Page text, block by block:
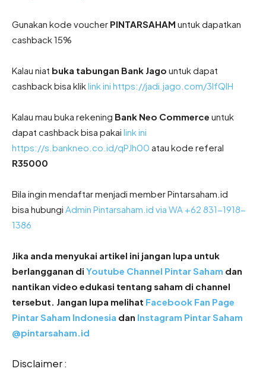
Gunakan kode voucher PINTARSAHAM untuk dapatkan
cashback 15%
Kalau niat buka tabungan Bank Jago untuk dapat
cashback bisa kliklink ini https://jadi.jago.com/3IfQIH
Kalau mau buka rekening Bank Neo Commerce untuk
dapat cashback bisa pakai link ini
https://s.bankneo.co.id/qPJh00 atau kode referal
R35000
Bila ingin mendaftar menjadi member Pintarsaham.id
bisa hubungi Admin Pintarsaham.id via WA +62 831-1918-
1386
Jika anda menyukai artikel ini jangan lupa untuk
berlangganan di Youtube Channel Pintar Saham dan
nantikan video edukasi tentang saham di channel
tersebut. Jangan lupa melihat Facebook Fan Page
Pintar Saham Indonesia dan Instagram Pintar Saham
@pintarsaham.id
Disclaimer :